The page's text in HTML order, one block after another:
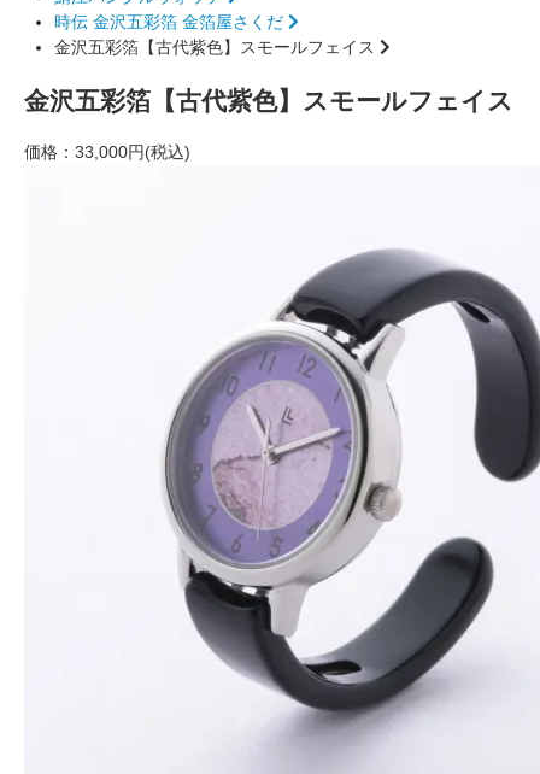
時伝 金沢五彩箔 金箔屋さくだ
金沢五彩箔【古代紫色】スモールフェイス
金沢五彩箔【古代紫色】スモールフェイス
価格： 33,000円(税込)